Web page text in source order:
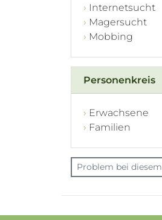
Internetsucht
Magersucht
Mobbing
Personenkreis
Erwachsene
Familien
Problem bei